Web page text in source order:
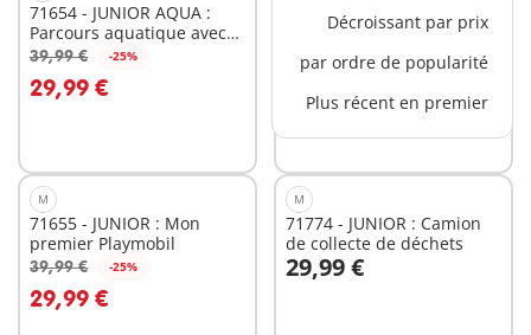
Décroissant par prix
par ordre de popularité
Plus récent en premier
71654 - JUNIOR AQUA :
Parcours aquatique avec
jeux d'eau et effets d'app
39,99 € -25%
29,99 €
Au panier
71656 - Junior : Ferme avec
tracteur et animaux
59,99 € -25%
44,99 €
Au panier
M
71655 - JUNIOR : Mon
premier Playmobil
39,99 € -25%
29,99 €
Au panier
M
71774 - JUNIOR : Camion
de collecte de déchets
29,99 €
Au panier